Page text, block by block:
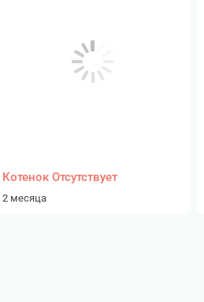
Котенок Отсутствует
2 месяца